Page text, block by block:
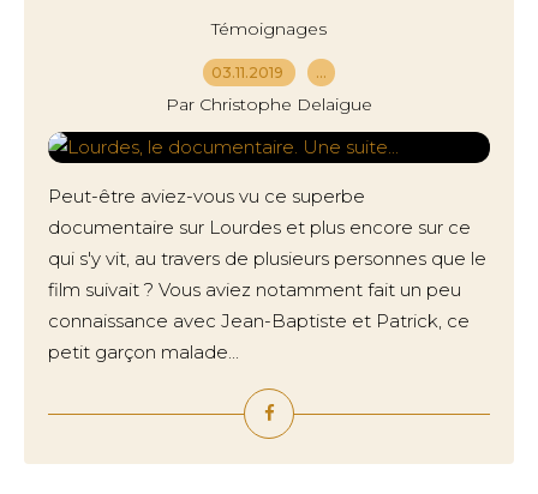
Témoignages
03.11.2019 …
Par Christophe Delaigue
Peut-être aviez-vous vu ce superbe
documentaire sur Lourdes et plus encore sur ce
qui s'y vit, au travers de plusieurs personnes que le
film suivait ? Vous aviez notamment fait un peu
connaissance avec Jean-Baptiste et Patrick, ce
petit garçon malade...